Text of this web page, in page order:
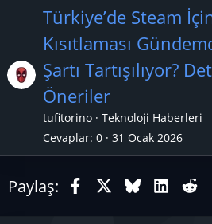
Türkiye’de Steam
Kısıtlaması
Şartı Tartışılıyor?
Öneriler
tufitorino
Teknoloji Haberleri
Cevaplar 0 31 Ocak 2026
Paylaş: FacebookX (Twitter)
Bluesky